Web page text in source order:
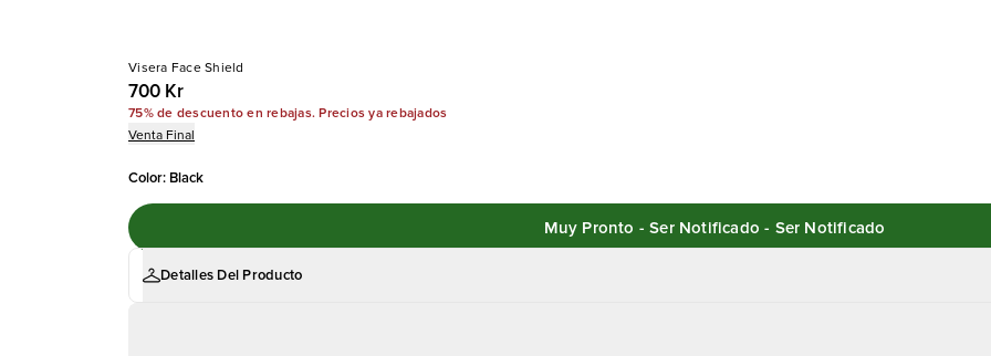
Visera Face Shield
700 Kr
75% de descuento en rebajas. Precios ya rebajados
Venta Final
Color: Black
Muy Pronto - Ser Notificado - Ser Notificado
Detalles Del Producto